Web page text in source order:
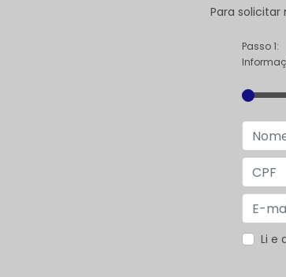
Para
Passo 1:
Li e